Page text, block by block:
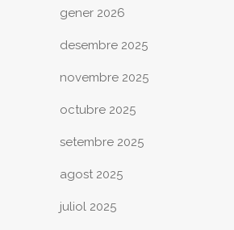
gener 2026
desembre 2025
novembre 2025
octubre 2025
setembre 2025
agost 2025
juliol 2025